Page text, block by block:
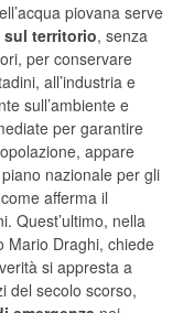
piovana serve
territorio, senza
per conservare
all’industria e
sull’ambiente e
per garantire
appare
nazionale per gli
afferma il
Quest’ultimo, nella
Mario Draghi, chiede
si appresta a
del secolo scorso,